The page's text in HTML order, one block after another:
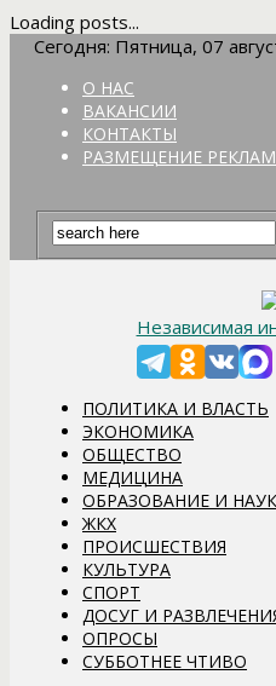
Loading posts...
Сегодня: Пятница, 07
О НАС
ВАКАНСИИ
КОНТАКТЫ
РАЗМЕЩЕНИЕ
Независимая
ПОЛИТИКА И ВЛАСТЬ
ЭКОНОМИКА
ОБЩЕСТВО
МЕДИЦИНА
ОБРАЗОВАНИЕ И
ЖКХ
ПРОИСШЕСТВИЯ
КУЛЬТУРА
СПОРТ
ДОСУГ И
ОПРОСЫ
СУББОТНЕЕ ЧТИВО